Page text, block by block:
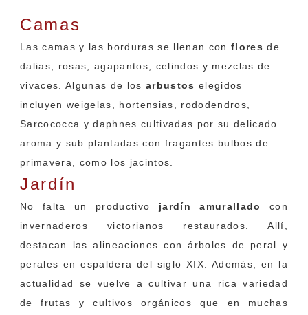
Camas
Las camas y las borduras se llenan con floresde
dalias, rosas, agapantos, celindos y mezclas de
vivaces. Algunas de los arbustos elegidos
incluyen weigelas, hortensias, rododendros,
Sarcococca y daphnes cultivadas por su delicado
aroma y sub plantadas con fragantes bulbos de
primavera, como los jacintos.
Jardín
No falta un productivo jardín amurallado
con
invernaderos victorianos restaurados. Allí,
destacan las alineaciones con árboles de peral y
perales en espaldera del siglo XIX. Además, en la
actualidad se vuelve a cultivar una rica variedad
de frutas y cultivos orgánicos que en muchas